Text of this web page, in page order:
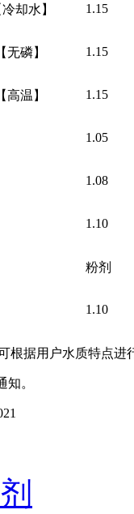
冷却水】 1.15
【无磷】 1.15
【高温】 1.15
1.05
1.08
1.10
粉剂
1.10
根据用户水质特点进
知。